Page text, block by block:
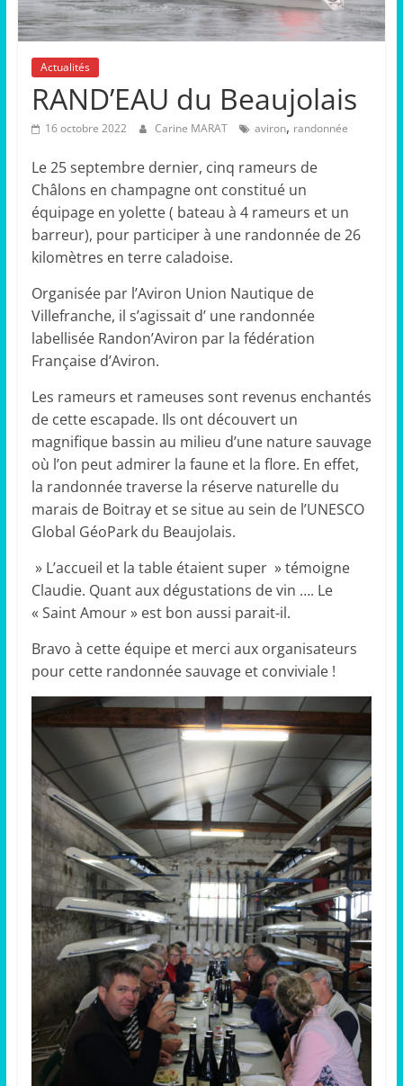
Actualités
RAND’EAU du Beaujolais
16 octobre 2022 Carine MARAT aviron, randonnée
Le 25 septembre dernier, cinq rameurs de
Châlons en champagne ont constitué un
équipage en yolette ( bateau à 4 rameurs et un
barreur), pour participer à une randonnée de 26
kilomètres en terre caladoise.
Organisée par l’Aviron Union Nautique de
Villefranche, il s’agissait d’ une randonnée
labellisée Randon’Aviron par la fédération
Française d’Aviron.
Les rameurs et rameuses sont revenus enchantés
de cette escapade. Ils ont découvert un
magnifique bassin au milieu d’une nature sauvage
où l’on peut admirer la faune et la flore. En effet,
la randonnée traverse la réserve naturelle du
marais de Boitray et se situe au sein de l’UNESCO
Global GéoPark du Beaujolais.
» L’accueil et la table étaient super » témoigne
Claudie. Quant aux dégustations de vin …. Le
« Saint Amour » est bon aussi parait-il.
Bravo à cette équipe et merci aux organisateurs
pour cette randonnée sauvage et conviviale !